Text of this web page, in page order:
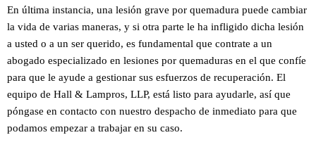
En última instancia, una lesión grave por quemadura puede cambiar
la vida de varias maneras, y si otra parte le ha infligido dicha lesión
a usted o a un ser querido, es fundamental que contrate a un
abogado especializado en lesiones por quemaduras en el que confíe
para que le ayude a gestionar sus esfuerzos de recuperación. El
equipo de Hall & Lampros, LLP, está listo para ayudarle, así que
póngase en contacto con nuestro despacho de inmediato para que
podamos empezar a trabajar en su caso.